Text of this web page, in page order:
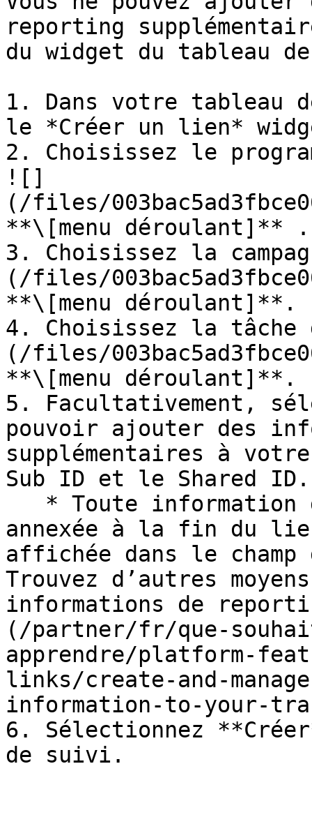
reporting
du widget du tableau
1. Dans votre tableau
le *Créer un lien*
2. Choisissez le
![]
(/files/
**\[menu déroulant]** .
3. Choisissez la
(/files/
**\[menu déroulant]**.
4. Choisissez la tâche
(/files/
**\[menu déroulant]**.
5. Facultativement,
pouvoir ajouter des
supplémentaires à
Sub ID et le Shared ID.
annexée à la fin du
affichée dans le
Trouvez d’autres
informations de
(/partner/fr/que-
apprendre/platform-
links/create-and-
information-to-your-
6. Sélectionnez
de suivi.